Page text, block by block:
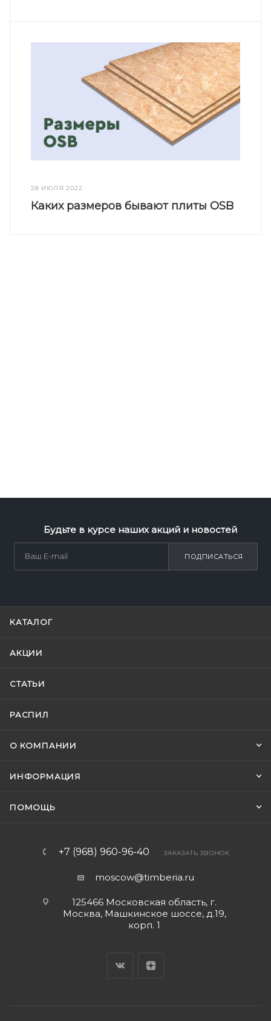
28 ИЮЛЯ 2022
Каких размеров бывают плиты OSB
Будьте в курсе наших акций и новостей
ПОДПИСАТЬСЯ
КАТАЛОГ
АКЦИИ
СТАТЬИ
РАСПИЛ
О КОМПАНИИ
ИНФОРМАЦИЯ
ПОМОЩЬ
+7 (968) 960-96-40 ЗАКАЗАТЬ ЗВОНОК
moscow@timberia.ru
125466 Московская область, г.
Москва, Машкинское шоссе, д.19,
корп. 1